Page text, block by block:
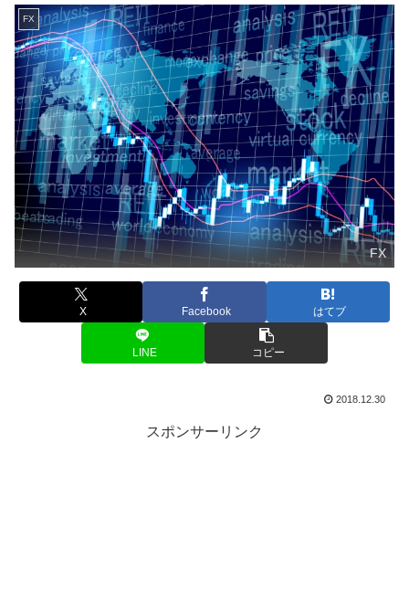
FX
FX
X Facebook はてブ
LINE コピー
2018.12.30
スポンサーリンク